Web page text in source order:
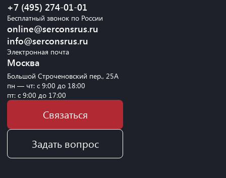
+7 (495) 274-01-01
Бесплатный звонок по России
online@serconsrus.ru
info@serconsrus.ru
Электронная почта
Москва
Большой Строченовский пер., 25А
пн — чт: с 9:00 до 18:00
пт: с 9:00 до 17:00
Связаться
Задать вопрос